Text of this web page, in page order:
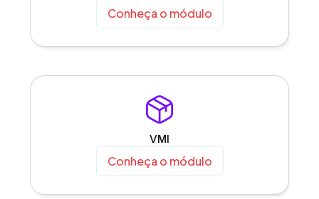
Conheça o módulo
VMI
Conheça o módulo